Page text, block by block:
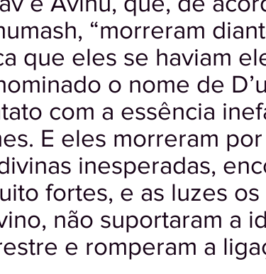
“morreram
que eles se haviam
o nome de
com a essência
E eles morreram
inesperadas,
fortes, e as luzes os
não suportaram a
e romperam a